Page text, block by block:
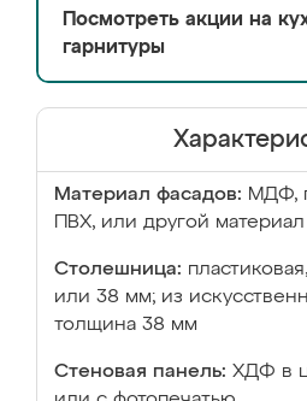
Посмотреть акции на
гарнитуры
Материал фасадов: МДФ,
ПВХ, или другой
Столешница:
или 38 мм; из
толщина 38 мм
Стеновая панель: ХДФ в